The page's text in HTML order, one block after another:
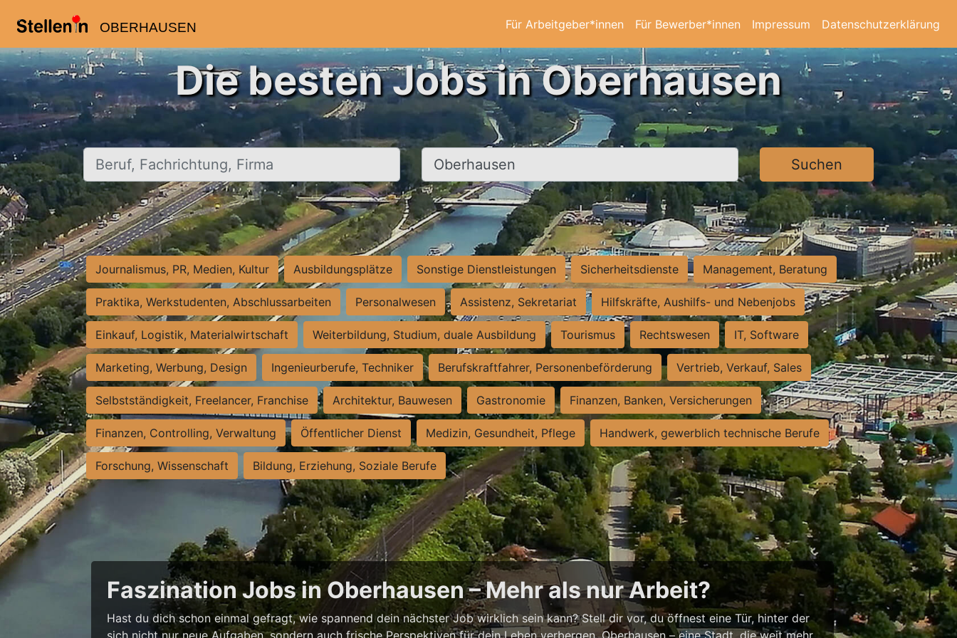
OBERHAUSEN Für Arbeitgeber*innen Für Bewerber*innen Impressum Datenschutzerklärung
Die besten Jobs in Oberhausen
Beruf, Fachrichtung, Firma Ort, Stadt Suchen
Journalismus, PR, Medien, Kultur Ausbildungsplätze Sonstige Dienstleistungen Sicherheitsdienste Management, Beratung
Praktika, Werkstudenten, Abschlussarbeiten Personalwesen Assistenz, Sekretariat Hilfskräfte, Aushilfs- und Nebenjobs
Einkauf, Logistik, Materialwirtschaft Weiterbildung, Studium, duale Ausbildung Tourismus Rechtswesen IT, Software
Marketing, Werbung, Design Ingenieurberufe, Techniker Berufskraftfahrer, Personenbeförderung Vertrieb, Verkauf, Sales
Selbstständigkeit, Freelancer, Franchise Architektur, Bauwesen Gastronomie Finanzen, Banken, Versicherungen
Finanzen, Controlling, Verwaltung Öffentlicher Dienst Medizin, Gesundheit, Pflege Handwerk, gewerblich technische Berufe
Forschung, Wissenschaft Bildung, Erziehung, Soziale Berufe
Faszination Jobs in Oberhausen – Mehr als nur Arbeit?
Hast du dich schon einmal gefragt, wie spannend dein nächster Job wirklich sein kann? Stell dir vor, du öffnest eine Tür, hinter der